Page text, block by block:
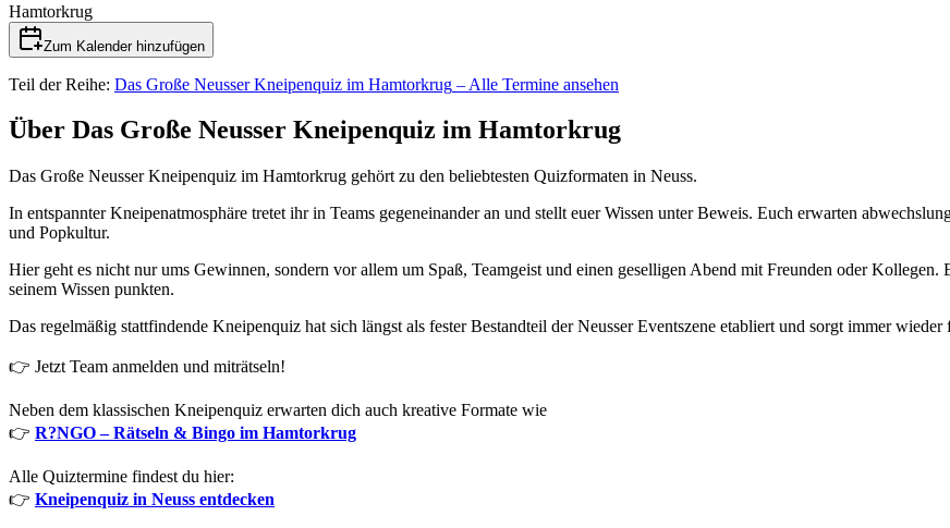
Hamtorkrug
Zum Kalender hinzufügen
Teil der Reihe: Das Große Neusser Kneipenquiz im Hamtorkrug – Alle Termine ansehen
Über Das Große Neusser Kneipenquiz im Hamtorkrug
Das Große Neusser Kneipenquiz im Hamtorkrug gehört zu den beliebtesten Quizformaten in Neuss.
In entspannter Kneipenatmosphäre tretet ihr in Teams gegeneinander an und stellt euer Wissen unter Beweis. Euch erwarten
und Popkultur.
Hier geht es nicht nur ums Gewinnen, sondern vor allem um Spaß, Teamgeist und einen geselligen Abend mit Freunden oder
seinem Wissen punkten.
Das regelmäßig stattfindende Kneipenquiz hat sich längst als fester Bestandteil der Neusser Eventszene etabliert und sorgt immer wieder
👉 Jetzt Team anmelden und miträtseln!
Neben dem klassischen Kneipenquiz erwarten dich auch kreative Formate wie
👉 R?NGO – Rätseln & Bingo im Hamtorkrug
Alle Quiztermine findest du hier:
👉 Kneipenquiz in Neuss entdecken